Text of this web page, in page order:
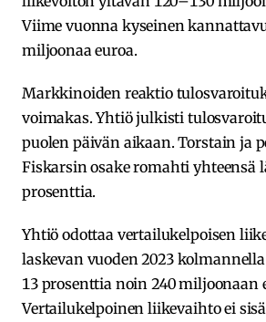
Viime vuonna kyseinen
miljoonaa euroa.
Markkinoiden reaktio
voimakas. Yhtiö julkisti
puolen päivän aikaan. Torstain ja
Fiskarsin osake romahti yhteensä
prosenttia.
Yhtiö odottaa vertailukelpoisen
laskevan vuoden 2023
13 prosenttia noin 240 miljoonaan
Vertailukelpoinen liikevaihto ei